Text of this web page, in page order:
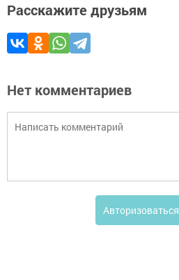
Расскажите друзьям
Нет комментариев
Авторизоваться